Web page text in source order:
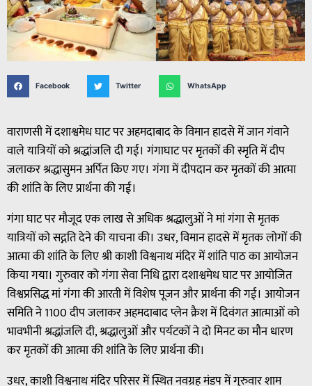
Facebook Twitter WhatsApp
वाराणसी में दशाश्वमेध घाट पर अहमदाबाद के विमान हादसे में जान गंवाने
वाले यात्रियों को श्रद्धांजलि दी गई। गंगाघाट पर मृतकों की स्मृति में दीप
जलाकर श्रद्धासुमन अर्पित किए गए। गंगा में दीपदान कर मृतकों की आत्मा
की शांति के लिए प्रार्थना की गई।
गंगा घाट पर मौजूद एक लाख से अधिक श्रद्धालुओं ने मां गंगा से मृतक
यात्रियों को सद्गति देने की याचना की। उधर, विमान हादसे में मृतक लोगों की
आत्मा की शांति के लिए श्री काशी विश्वनाथ मंदिर में शांति पाठ का आयोजन
किया गया। गुरुवार को गंगा सेवा निधि द्वारा दशाश्वमेध घाट पर आयोजित
विश्वप्रसिद्ध मां गंगा की आरती में विशेष पूजन और प्रार्थना की गई। आयोजन
समिति ने 1100 दीप जलाकर अहमदाबाद प्लेन क्रैश में दिवंगत आत्माओं को
भावभीनी श्रद्धांजलि दी, श्रद्धालुओं और पर्यटकों ने दो मिनट का मौन धारण
कर मृतकों की आत्मा की शांति के लिए प्रार्थना की।
उधर, काशी विश्वनाथ मंदिर परिसर में स्थित नवग्रह मंडप में गुरुवार शाम